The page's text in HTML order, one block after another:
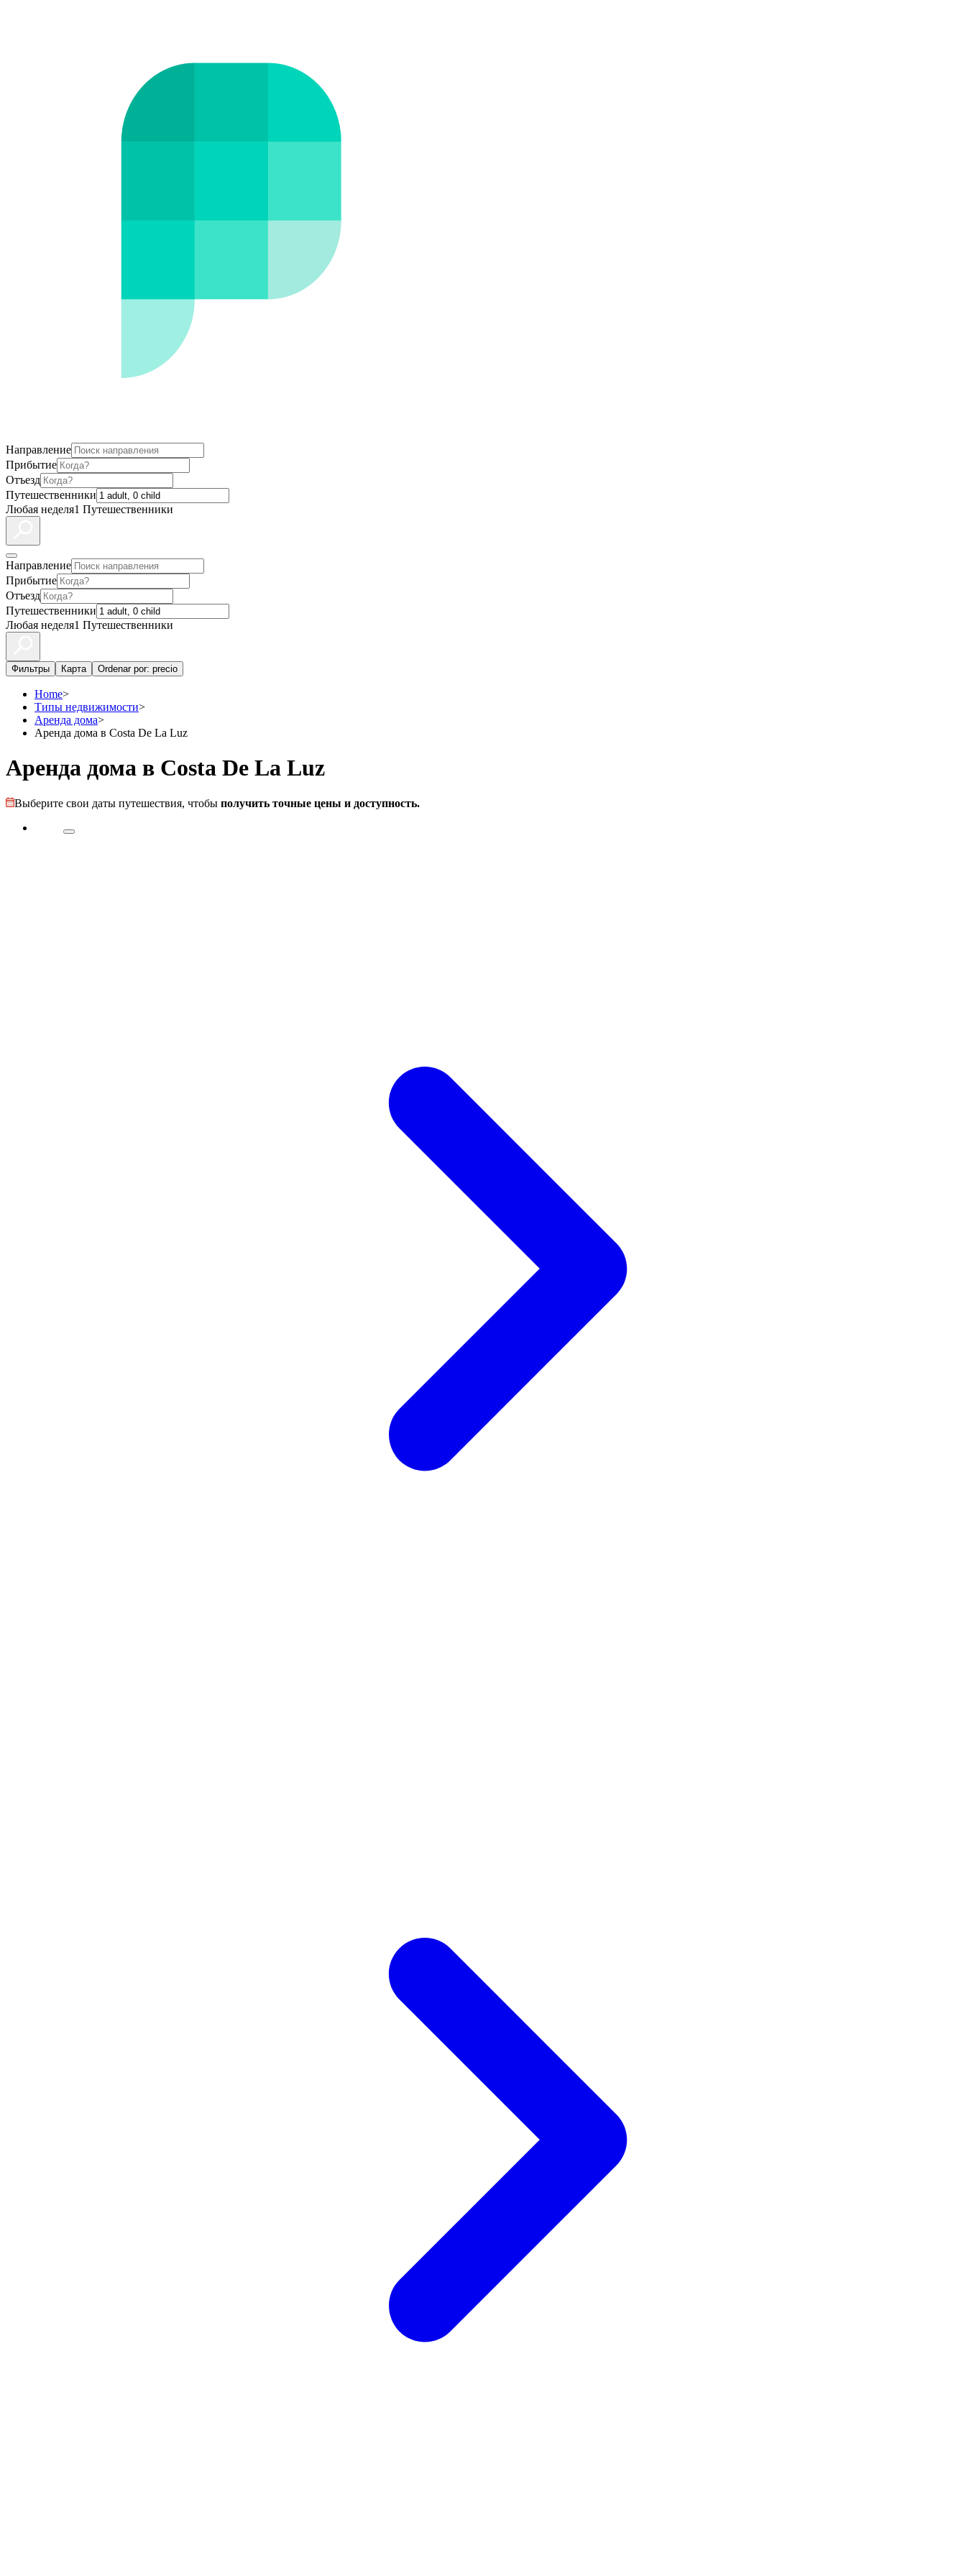
Направление
Прибытие
Отъезд
Путешественники
Любая неделя1 Путешественники
Направление
Прибытие
Отъезд
Путешественники
Любая неделя1 Путешественники
Фильтры Карта Ordenar por: precio
Home>
Типы недвижимости>
Аренда дома>
Аренда дома в Costa De La Luz
Аренда дома в Costa De La Luz
Выберите свои даты путешествия, чтобы получить точные цены и доступность.